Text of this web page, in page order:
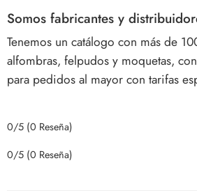
Somos fabricantes y
Tenemos un catálogo con más de
alfombras, felpudos y moquetas,
para pedidos al mayor con tarifas
0/5 (0 Reseña)
0/5 (0 Reseña)